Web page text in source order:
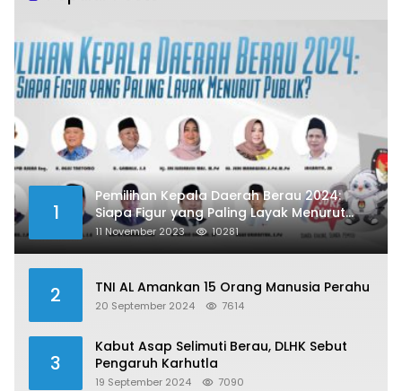
1
Pemilihan Kepala Daerah Berau 2024:
Siapa Figur yang Paling Layak Menurut
Publik?
11 November 2023 10281
2 TNI AL Amankan 15 Orang Manusia Perahu
20 September 2024 7614
3
Kabut Asap Selimuti Berau, DLHK Sebut
Pengaruh Karhutla
19 September 2024 7090